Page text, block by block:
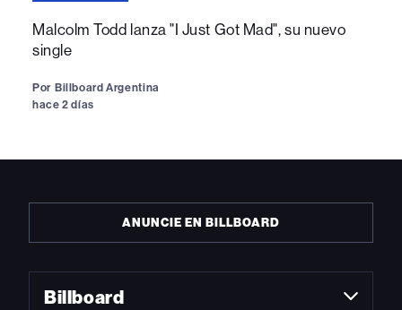
Malcolm Todd lanza "I Just Got Mad", su nuevo
single
Por Billboard Argentina
hace 2 días
ANUNCIE EN BILLBOARD
Billboard